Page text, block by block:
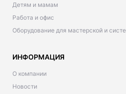
Детям и мамам
Работа и офис
Оборудование для мастерской и
ИНФОРМАЦИЯ
О компании
Новости